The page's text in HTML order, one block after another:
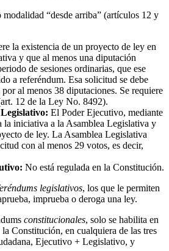
“desde arriba” (artículos 12 y
la existencia de un proyecto de ley en
y que al menos una diputación
de sesiones ordinarias, que ese
a referéndum. Esa solicitud se debe
al menos 38 diputaciones. Se requiere
12 de la Ley No. 8492).
El Poder Ejecutivo, mediante
la iniciativa a la Asamblea Legislativa y
de ley. La Asamblea Legislativa
con al menos 29 votos, es decir,
No está regulada en la Constitución.
legislativos, los que le permiten
imprueba o deroga una ley.
constitucionales, solo se habilita en
Constitución, en cualquiera de las tres
Ejecutivo + Legislativo, y